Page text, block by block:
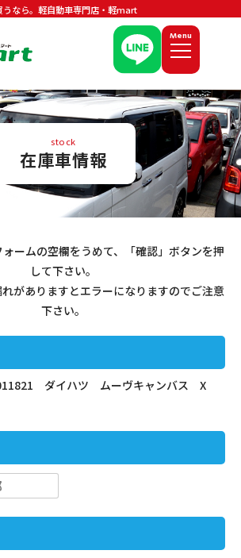
うなら。軽自動車専門店・軽mart
Menu
stock
在庫車情報
ームの空欄をうめて、「確認」ボタンを押
して下さい。
がありますとエラーになりますのでご注意
下さい。
ダイハツ ムーヴキャンバス X